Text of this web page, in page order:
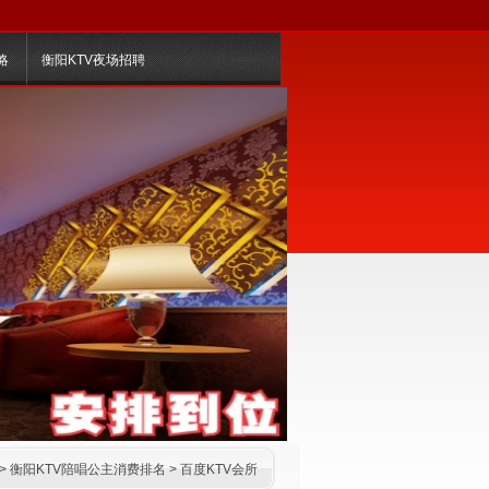
衡阳KTV夜场招聘
> 衡阳KTV陪唱公主消费排名 > 百度KTV会所